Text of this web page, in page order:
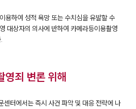
용하여 성적 욕망 또는 수치심을 유발할 수
대상자의 의사에 반하여 카메라등이용촬영
영죄 변론 위해
센터에서는 즉시 사건 파악 및 대응 전략에 나